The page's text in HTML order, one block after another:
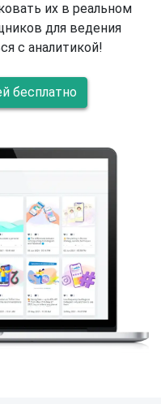
их в реальном
для ведения
с аналитикой!
бесплатно